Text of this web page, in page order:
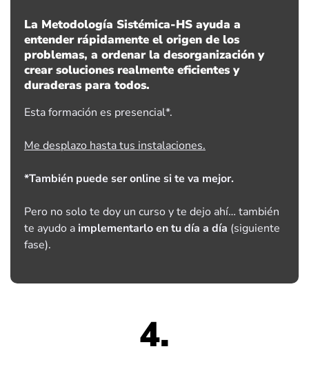
La Metodología Sistémica-HS ayuda a
entender rápidamente el origen de los
problemas, a ordenar la desorganización y
crear soluciones realmente eficientes y
duraderas para todos.
Esta formación es presencial*.
Me desplazo hasta tus instalaciones.
*También puede ser online si te va mejor.
Pero no solo te doy un curso y te dejo ahí… también
te ayudo a implementarlo en tu día a día (siguiente
fase).
4.